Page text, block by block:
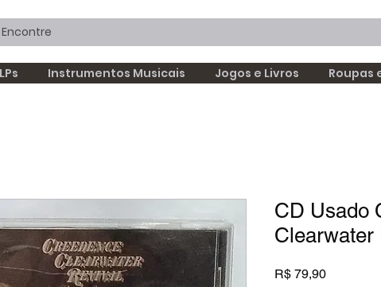
Instrumentos Musicais Jogos e Livros Roupas
CD Usado
Clearwater
R$ 79,90Preço